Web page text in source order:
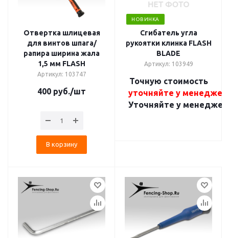
Отвертка шлицевая
для винтов шпага/
рапира ширина жала
1,5 мм FLASH
Артикул: 103747
400 руб./шт
В корзину
НОВИНКА
Сгибатель угла
рукоятки клинка FLASH
BLADE
Артикул: 103949
Точную стоимость
уточняйте у
Уточняйте у